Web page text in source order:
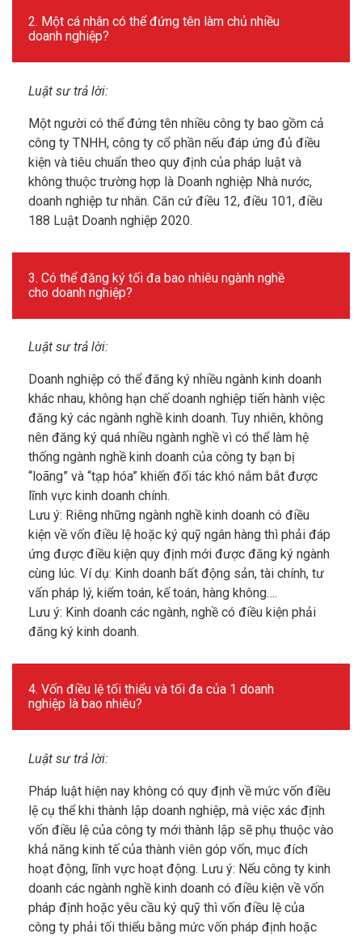
2. Một cá nhân có thể đứng tên làm chủ nhiều
doanh nghiệp?
Luật sư trả lời:
Một người có thể đứng tên nhiều công ty bao gồm cả
công ty TNHH, công ty cổ phần nếu đáp ứng đủ điều
kiện và tiêu chuẩn theo quy định của pháp luật và
không thuộc trường hợp là Doanh nghiệp Nhà nước,
doanh nghiệp tư nhân. Căn cứ điều 12, điều 101, điều
188 Luật Doanh nghiệp 2020.
3. Có thể đăng ký tối đa bao nhiêu ngành nghề
cho doanh nghiệp?
Luật sư trả lời:
Doanh nghiệp có thể đăng ký nhiều ngành kinh doanh
khác nhau, không hạn chế doanh nghiệp tiến hành việc
đăng ký các ngành nghề kinh doanh. Tuy nhiên, không
nên đăng ký quá nhiều ngành nghề vì có thể làm hệ
thống ngành nghề kinh doanh của công ty bạn bị
“loãng” và “tạp hóa” khiến đối tác khó nắm bắt được
lĩnh vực kinh doanh chính.
Lưu ý: Riêng những ngành nghề kinh doanh có điều
kiện về vốn điều lệ hoặc ký quỹ ngân hàng thì phải đáp
ứng được điều kiện quy định mới được đăng ký ngành
cùng lúc. Ví dụ: Kinh doanh bất động sản, tài chính, tư
vấn pháp lý, kiểm toán, kế toán, hàng không….
Lưu ý: Kinh doanh các ngành, nghề có điều kiện phải
đăng ký kinh doanh.
4. Vốn điều lệ tối thiểu và tối đa của 1 doanh
nghiệp là bao nhiêu?
Luật sư trả lời:
Pháp luật hiện nay không có quy định về mức vốn điều
lệ cụ thể khi thành lập doanh nghiệp, mà việc xác định
vốn điều lệ của công ty mới thành lập sẽ phụ thuộc vào
khả năng kinh tế của thành viên góp vốn, mục đích
hoạt động, lĩnh vực hoạt động. Lưu ý: Nếu công ty kinh
doanh các ngành nghề kinh doanh có điều kiện về vốn
pháp định hoặc yêu cầu ký quỹ thì vốn điều lệ của
công ty phải tối thiểu bằng mức vốn pháp định hoặc